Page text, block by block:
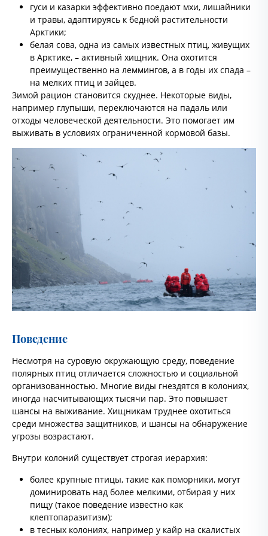
гуси и казарки эффективно поедают мхи, лишайники
и травы, адаптируясь к бедной растительности
Арктики;
белая сова, одна из самых известных птиц, живущих
в Арктике, – активный хищник. Она охотится
преимущественно на леммингов, а в годы их спада –
на мелких птиц и зайцев.
Зимой рацион становится скуднее. Некоторые виды,
например глупыши, переключаются на падаль или
отходы человеческой деятельности. Это помогает им
выживать в условиях ограниченной кормовой базы.
Поведение
Несмотря на суровую окружающую среду, поведение
полярных птиц отличается сложностью и социальной
организованностью. Многие виды гнездятся в колониях,
иногда насчитывающих тысячи пар. Это повышает
шансы на выживание. Хищникам труднее охотиться
среди множества защитников, и шансы на обнаружение
угрозы возрастают.
Внутри колоний существует строгая иерархия:
более крупные птицы, такие как поморники, могут
доминировать над более мелкими, отбирая у них
пищу (такое поведение известно как
клептопаразитизм);
в тесных колониях, например у кайр на скалистых